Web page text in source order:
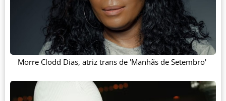
Morre Clodd Dias, atriz trans de 'Manhãs de Setembro'